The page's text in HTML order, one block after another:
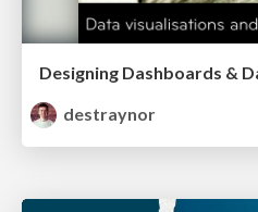
destraynor